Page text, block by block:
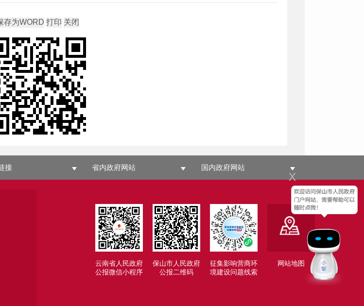
x
接 省内政府网站 国内政府网站
云南省人民政府
公报微信小程序
保山市人民政府
公报二维码
征集影响营商环
境建设问题线索
网站地图